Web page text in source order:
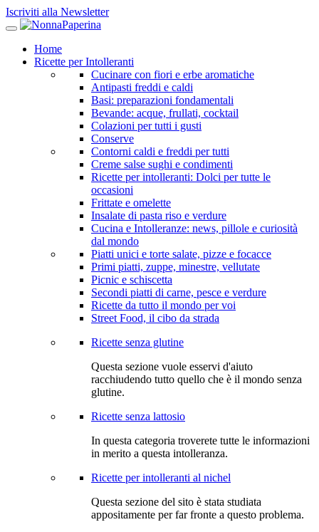
Iscriviti alla Newsletter
Home
Ricette per Intolleranti
Cucinare con fiori e erbe aromatiche
Antipasti freddi e caldi
Basi: preparazioni fondamentali
Bevande: acque, frullati, cocktail
Colazioni per tutti i gusti
Conserve
Contorni caldi e freddi per tutti
Creme salse sughi e condimenti
Ricette per intolleranti: Dolci per tutte le
occasioni
Frittate e omelette
Insalate di pasta riso e verdure
Cucina e Intolleranze: news, pillole e curiosità
dal mondo
Piatti unici e torte salate, pizze e focacce
Primi piatti, zuppe, minestre, vellutate
Picnic e schiscetta
Secondi piatti di carne, pesce e verdure
Ricette da tutto il mondo per voi
Street Food, il cibo da strada
Ricette senza glutine
Questa sezione vuole esservi d'aiuto
racchiudendo tutto quello che è il mondo senza
glutine.
Ricette senza lattosio
In questa categoria troverete tutte le informazioni
in merito a questa intolleranza.
Ricette per intolleranti al nichel
Questa sezione del sito è stata studiata
appositamente per far fronte a questo problema.